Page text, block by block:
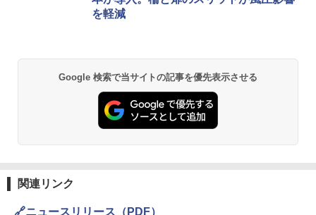
&ハイキング カーキ PATC-150(KH)
PYKES PEAK (パイクスピーク) 着替えテン
ト プライバシー テント 【中が透けない】 1
人用 折りたたみ 防災グッズ 災害用トイレ ビ
ーチ ピクニック ポップアップテント 携帯 簡
易 トイレテント (オリーブ)
テント ワンタッチ RENEW 幅200 2-3人用 43
026リニューアル 急速冷凍 空間倍増 衛生的
コンパクト 保冷力長持ち
￥2,980
付き ヒグマ・イノシシ対策 自治体・教育機
を軽減
Google 検索で当サイトの記事を優先表示させる
関連リンク
🔗ニュースリリース（PDF）